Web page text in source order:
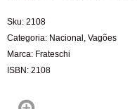
Sku: 2108
Categoria: Nacional Vagões
Marca: Frateschi
ISBN: 2108